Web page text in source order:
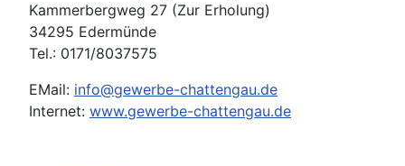
Kammerbergweg 27 (Zur Erholung)
34295 Edermünde
Tel.: 0171/8037575
EMail: info@gewerbe-chattengau.de
Internet: www.gewerbe-chattengau.de